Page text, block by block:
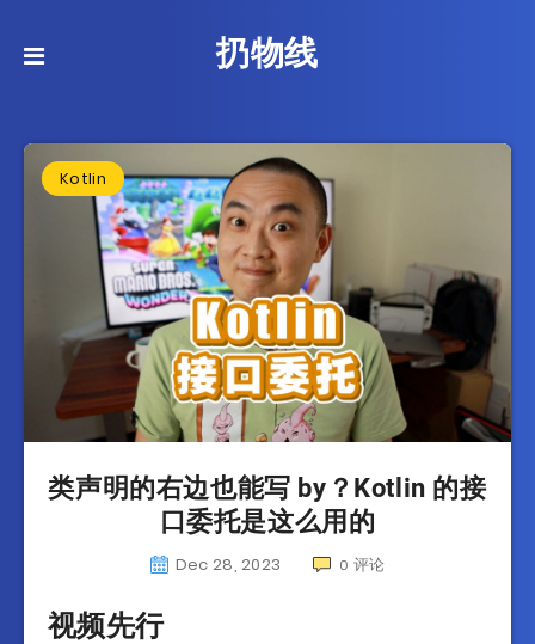
扔物线
Kotlin
类声明的右边也能写 by？Kotlin 的接
口委托是这么用的
Dec 28, 2023 0 评论
视频先行